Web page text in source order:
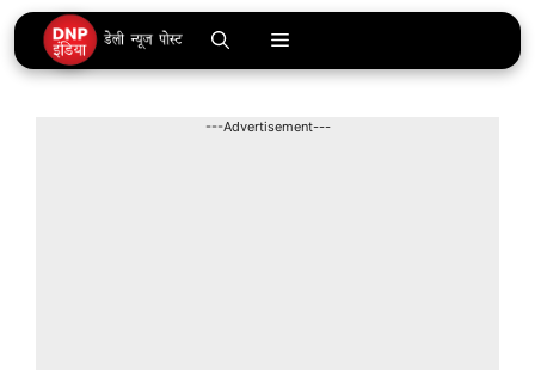
Skip
to
content
Menu
---Advertisement---